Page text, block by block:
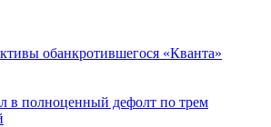
обанкротившегося «Кванта»
в полноценный дефолт по трем